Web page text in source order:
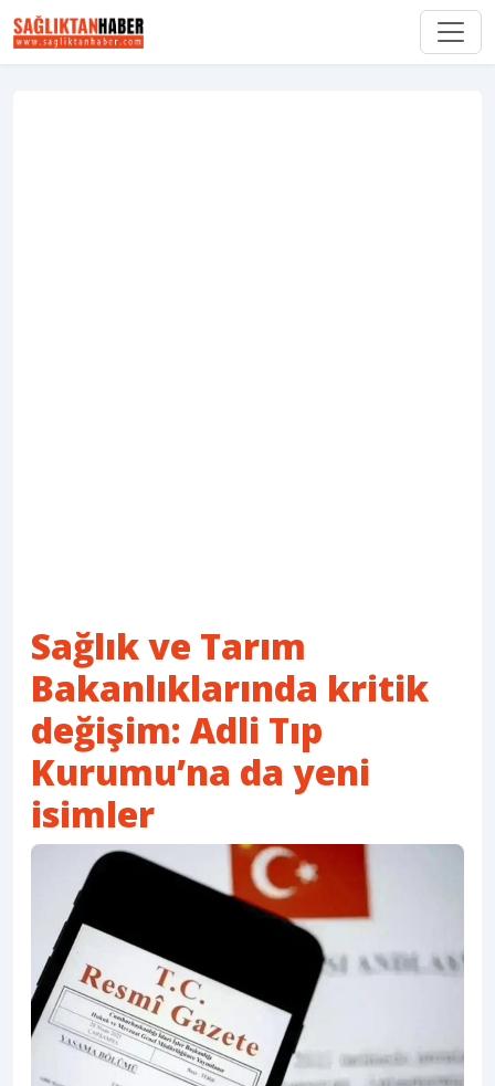
Sağlık ve Tarım
Bakanlıklarında kritik
değişim: Adli Tıp
Kurumu’na da yeni
isimler